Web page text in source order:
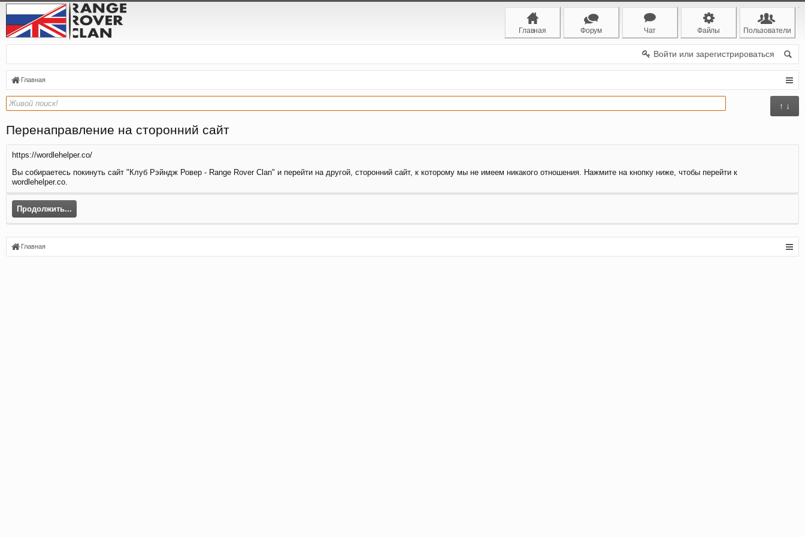
Главная Форум Чат Файлы Пользователи
Войти или зарегистрироваться
Главная
↑ ↓
Перенаправление на сторонний сайт
https://wordlehelper.co/
Вы собираетесь покинуть сайт "Клуб Рэйндж Ровер - Range Rover Clan" и перейти на другой, сторонний сайт, к которому мы не имеем никакого отношения. Нажмите на кнопку ниже, чтобы перейти к
wordlehelper.co.
Продолжить...
Главная